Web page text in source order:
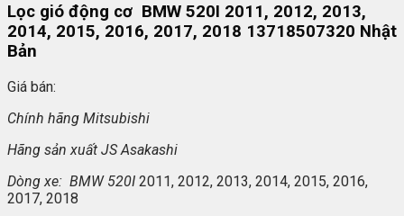
Lọc gió động cơ BMW 520I 2011, 2012, 2013,
2014, 2015, 2016, 2017, 2018 13718507320 Nhật
Bản
Giá bán:
Chính hãng Mitsubishi
Hãng sản xuất JS Asakashi
Dòng xe: BMW 520I 2011, 2012, 2013, 2014, 2015, 2016,
2017, 2018